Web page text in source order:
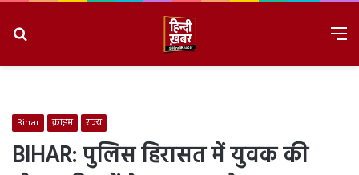
Bihar क्राइम राज्य
BIHAR: पुलिस हिरासत में युवक की